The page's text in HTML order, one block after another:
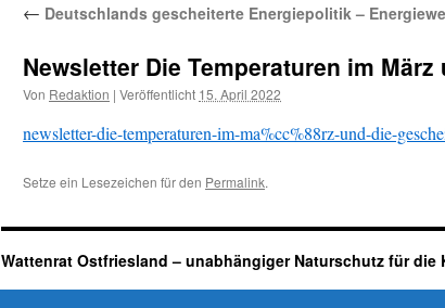
← Deutschlands gescheiterte Energiepolitik –
Newsletter Die Temperaturen im
Von Redaktion | Veröffentlicht 15. April 2022
newsletter-die-temperaturen-im-ma%cc%88rz-und-die-
Setze ein Lesezeichen für den Permalink.
Wattenrat Ostfriesland – unabhängiger Naturschutz für die